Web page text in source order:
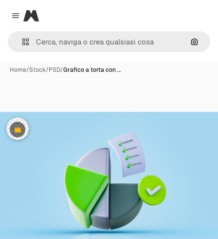
Close menu
Magnific
Cerca
Home/Stock/PSD/Grafico a torta con …
Premium